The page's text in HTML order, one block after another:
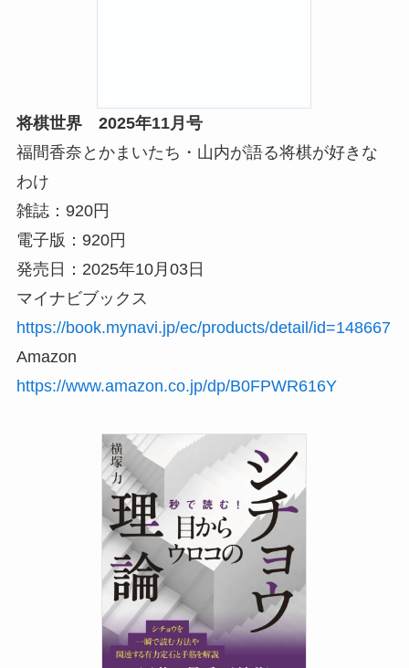
将棋世界 2025年11月号
福間香奈とかまいたち・山内が語る将棋が好きな
わけ
雑誌：920円
電子版：920円
発売日：2025年10月03日
マイナビブックス
https://book.mynavi.jp/ec/products/detail/id=148667
Amazon
https://www.amazon.co.jp/dp/B0FPWR616Y